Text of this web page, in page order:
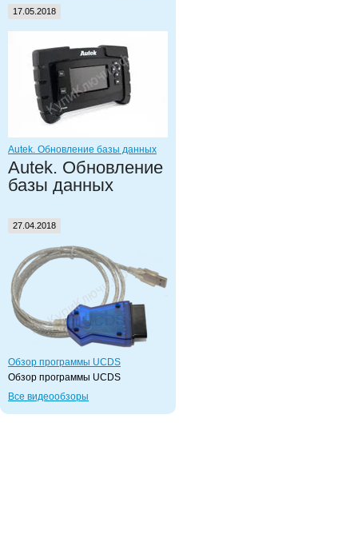
17.05.2018
Autek. Обновление базы данных
Autek. Обновление
базы данных
27.04.2018
Обзор программы UCDS
Обзор программы UCDS
Все видеообзоры